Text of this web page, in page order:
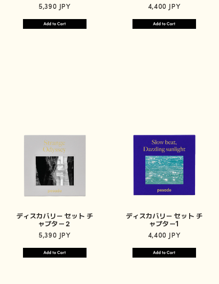
5,390 JPY 4,400 JPY
ディスカバリー セット チ
ャプター２
5,390 JPY
ディスカバリー セット チ
ャプター1
4,400 JPY